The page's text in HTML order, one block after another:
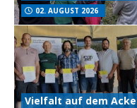
02. AUGUST 2026
Vielfalt auf dem